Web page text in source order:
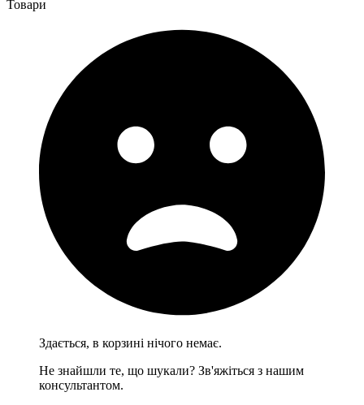
Товари
Здається, в корзині нічого немає.
Не знайшли те, що шукали? Зв'яжіться з нашим
консультантом.